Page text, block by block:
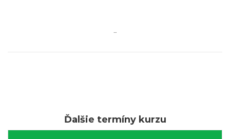
Ďalšie termíny kurzu